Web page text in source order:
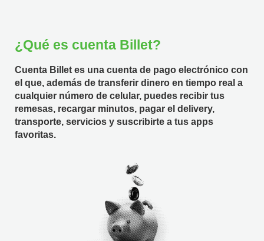
¿Qué es cuenta Billet?
Cuenta Billet es una cuenta de pago electrónico con
el que, además de transferir dinero en tiempo real a
cualquier número de celular, puedes recibir tus
remesas, recargar minutos, pagar el delivery,
transporte, servicios y suscribirte a tus apps
favoritas.